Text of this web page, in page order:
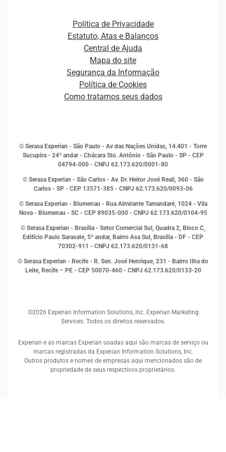
Plataformas e Motores de decisão
Curso Gratuito de Saúde Financeira
Empreendedorismo
Estudos e Pesquisas
Inovação e Tecnologia
Leis e impostos
Marketing
Open Finance
Proteção de Dados
Sustentabilidade Corporativa
Distribuidores e representantes
Estrutura Organizacional
Sala de Imprensa
Política de Privacidade
Estatuto, Atas e Balanços
Central de Ajuda
Mapa do site
Segurança da Informação
Política de Cookies
Como tratamos seus dados
© Serasa Experian - São Paulo - Av das Nações Unidas, 14.401 - Torre
Sucupira - 24º andar - Chácara Sto. Antônio - São Paulo - SP - CEP
04794-000 - CNPJ 62.173.620/0001-80
© Serasa Experian - São Carlos - Av. Dr. Heitor José Reali, 360 - São
Carlos - SP - CEP 13571-385 - CNPJ 62.173.620/0093-06
© Serasa Experian - Blumenau - Rua Almirante Tamandaré, 1024 - Vila
Nova - Blumenau - SC - CEP 89035-000 - CNPJ 62.173.620/0104-95
© Serasa Experian - Brasília - Setor Comercial Sul, Quadra 2, Bloco C,
Edifício Paulo Sarasate, 5º andar, Bairro Asa Sul, Brasília - DF - CEP
70302-911 - CNPJ 62.173.620/0131-68
© Serasa Experian - Recife - R. Sen. José Henrique, 231 - Bairro Ilha do
Leite, Recife – PE - CEP 50070-460 - CNPJ 62.173.620/0133-20
©2026 Experian Information Solutions, Inc. Experian Marketing
Services. Todos os direitos reservados.
Experian e as marcas Experian usadas aqui são marcas de serviço ou
marcas registradas da Experian Information Solutions, Inc.
Outros produtos e nomes de empresas aqui mencionados são de
propriedade de seus respectivos proprietários.